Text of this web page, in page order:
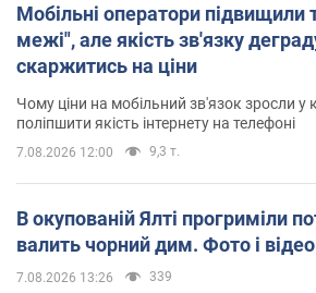
Мобільні оператори підвищили
межі", але якість зв'язку
скаржитись на ціни
Чому ціни на мобільний зв'язок зросли у
поліпшити якість інтернету на телефоні
7.08.2026 12:00 9,3 т.
В окупованій Ялті прогриміли
валить чорний дим. Фото і відео
7.08.2026 13:26 339